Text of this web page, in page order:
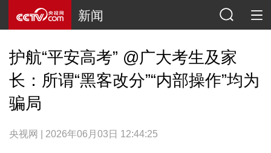
新闻
护航“平安高考” @广大考生及家
长：所谓“黑客改分”“内部操作”均为
骗局
央视网 | 2026年06月03日 12:44:25